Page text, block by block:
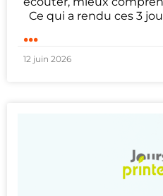
Ce qui a rendu ces 3
...
12 juin 2026